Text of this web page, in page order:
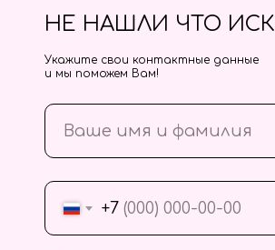
+7
НЕ НАШЛИ ЧТО
Укажите свои контактные данные
и мы поможем Вам!